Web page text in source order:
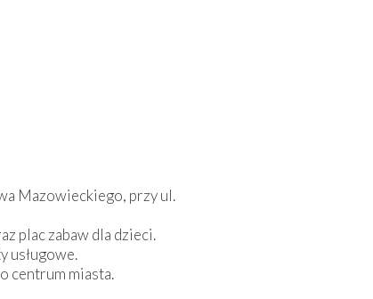
Mazowieckiego, przy ul.
plac zabaw dla dzieci.
usługowe.
centrum miasta.